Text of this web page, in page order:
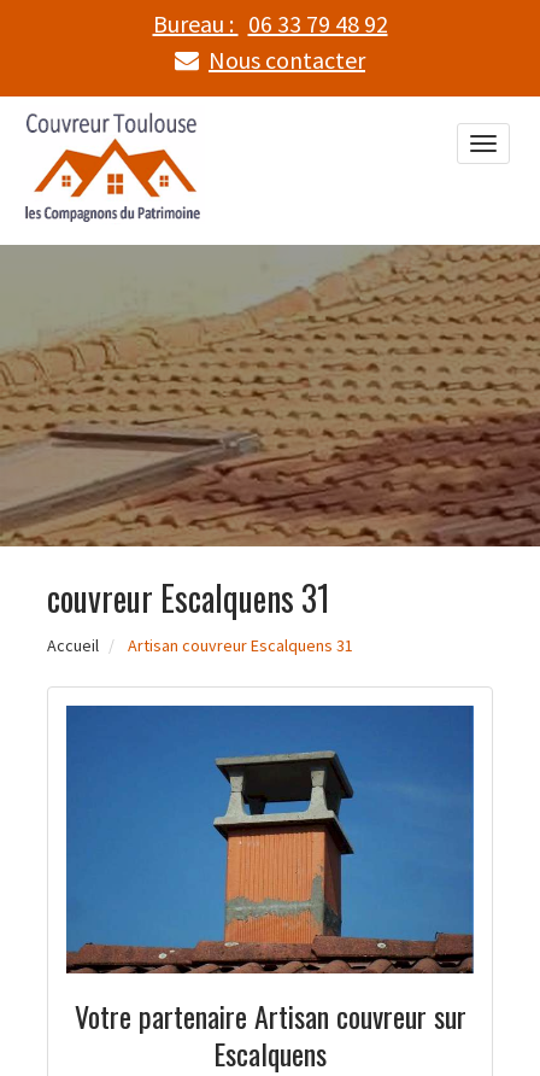
Bureau : 06 33 79 48 92
Nous contacter
Toggle
couvreur Escalquens 31
Accueil Artisan couvreur Escalquens 31
Votre partenaire Artisan couvreur sur
Escalquens